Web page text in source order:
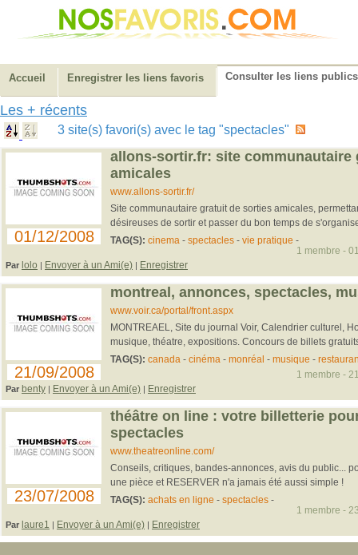
Accueil Enregistrer les liens favoris Consulter les liens publics
Les + récents
3 site(s) favori(s) avec le tag "spectacles"
01/12/2008
allons-sortir.fr: site communautaire
amicales
www.allons-sortir.fr/
Site communautaire gratuit de sorties amicales,
désireuses de sortir et passer du bon temps de
TAG(S): cinema - spectacles- vie pratique -
Par lolo | Envoyer à un Ami(e) | Enregistrer
1 membre -
21/09/2008
montreal, annonces, spectacles,
www.voir.ca/portal/front.aspx
MONTREAEL, Site du journal Voir, Calendrier culturel,
musique, théatre, expositions. Concours de billets
TAG(S): canada - cinéma - monréal - musique -
Par benty | Envoyer à un Ami(e) | Enregistrer
1 membre -
23/07/2008
théâtre on line : votre billetterie
spectacles
www.theatreonline.com/
Conseils, critiques, bandes-annonces, avis du public...
une pièce et RESERVER n'a jamais été aussi simple !
TAG(S): achats en ligne - spectacles-
Par laure1 | Envoyer à un Ami(e) | Enregistrer
1 membre -